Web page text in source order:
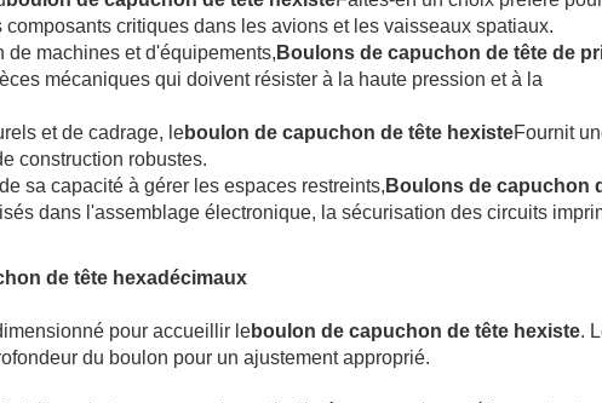
critiques dans les avions et les vaisseaux spatiaux.
de machines et d'équipements, Boulons de capuchon de tête de
mécaniques qui doivent résister à la haute pression et à la
et de cadrage, leboulon de capuchon de tête hexisteFournit
construction robustes.
sa capacité à gérer les espaces restreints, Boulons de capuchon
dans l'assemblage électronique, la sécurisation des circuits
de tête hexadécimaux
pour accueillir leboulon de capuchon de tête hexiste.
du boulon pour un ajustement approprié.